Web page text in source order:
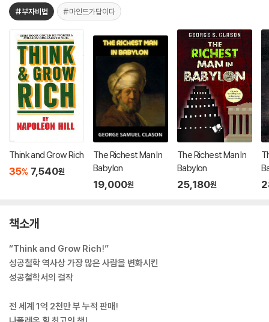
#부자비법 #마인드가답이다
Think and Grow Rich
35% 7,540원
The Richest Man In
Babylon
19,000원
The Richest Man In
Babylon
25,180원
책소개
“Think and Grow Rich!”
성공철학 역사상 가장 많은 사람을 변화시킨
성공철학서의 걸작
전 세계 1억 2천만 부 누적 판매!